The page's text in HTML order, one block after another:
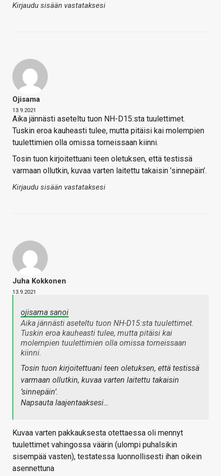
Kirjaudu sisään vastataksesi
Ojisama
13.9.2021
Aika jännästi aseteltu tuon NH-D15:sta tuulettimet.
Tuskin eroa kauheasti tulee, mutta pitäisi kai molempien
tuulettimien olla omissa torneissaan kiinni.
Tosin tuon kirjoitettuani teen oletuksen, että testissä
varmaan ollutkin, kuvaa varten laitettu takaisin ’sinnepäin’.
Kirjaudu sisään vastataksesi
Juha Kokkonen
13.9.2021
ojisama sanoi
Aika jännästi aseteltu tuon NH-D15:sta tuulettimet.
Tuskin eroa kauheasti tulee, mutta pitäisi kai
molempien tuulettimien olla omissa torneissaan
kiinni.
Tosin tuon kirjoitettuani teen oletuksen, että testissä
varmaan ollutkin, kuvaa varten laitettu takaisin
’sinnepäin’.
Napsauta laajentaaksesi…
Kuvaa varten pakkauksesta otettaessa oli mennyt
tuulettimet vahingossa väärin (ulompi puhalsikin
sisempää vasten), testatessa luonnollisesti ihan oikein
asennettuna